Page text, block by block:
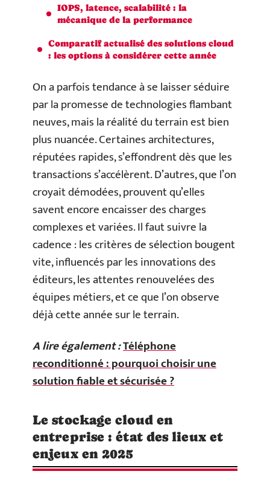
IOPS, latence, scalabilité : la
mécanique de la performance
Comparatif actualisé des solutions cloud
: les options à considérer cette année
On a parfois tendance à se laisser séduire
par la promesse de technologies flambant
neuves, mais la réalité du terrain est bien
plus nuancée. Certaines architectures,
réputées rapides, s’effondrent dès que les
transactions s’accélèrent. D’autres, que l’on
croyait démodées, prouvent qu’elles
savent encore encaisser des charges
complexes et variées. Il faut suivre la
cadence : les critères de sélection bougent
vite, influencés par les innovations des
éditeurs, les attentes renouvelées des
équipes métiers, et ce que l’on observe
déjà cette année sur le terrain.
A lire également :Téléphone
reconditionné : pourquoi choisir une
solution fiable et sécurisée ?
Le stockage cloud en
entreprise : état des lieux et
enjeux en 2025